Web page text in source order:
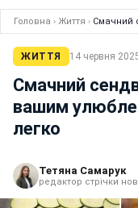
Головна › Життя › Смачний
ЖИТТЯ 14 червня
Смачний
вашим
легко
Тетяна Самарук
редактор стрічки